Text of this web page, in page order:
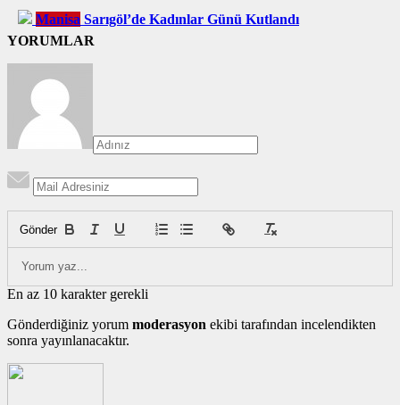
Manisa Sarıgöl’de Kadınlar Günü Kutlandı
YORUMLAR
Gönder
En az 10 karakter gerekli
Gönderdiğiniz yorum moderasyon ekibi tarafından incelendikten
sonra yayınlanacaktır.